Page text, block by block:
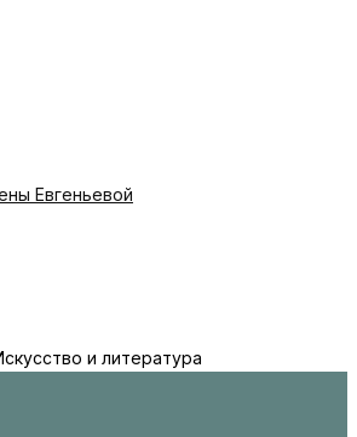
Евгеньевой
и литература